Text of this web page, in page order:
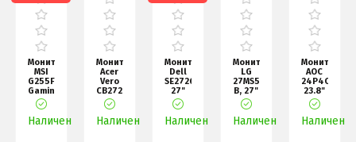
Монитор
Acer
Vero
CB272P6bmiprx,
27"
FHD
(1920x108
Наличен
Монитор
Dell
SE2726D,
27"
IPS
AG,
WQHD
Наличен
Монитор
LG
27MS550-
B, 27"
IPS,
5ms
(GtG
Наличен
Монитор
AOC
24P4CV,
23.8"
IPS
WLED,
1920x1080@120H
Наличен
Монитор
Dell
E2425HM,
23.8"
Edge
LED
Anti-
Наличен